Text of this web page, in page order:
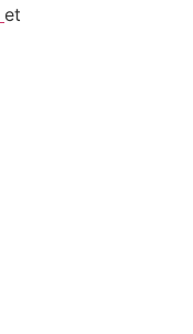
et